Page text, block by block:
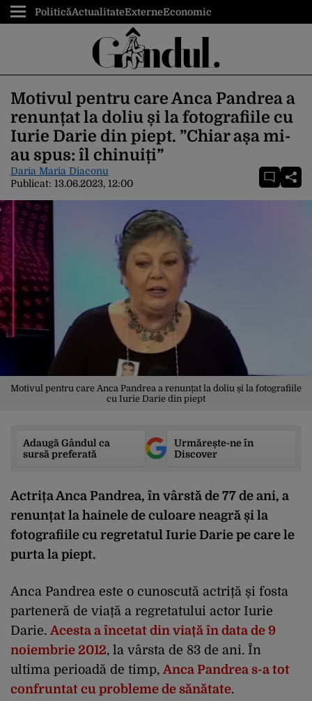
PoliticăActualitateExterneEconomic
Motivul pentru care Anca Pandrea a
renunțat la doliu și la fotografiile cu
Iurie Darie din piept. ”Chiar așa mi-
au spus: îl chinuiți”
Daria Maria Diaconu
Publicat: 13.06.2023, 12:00
Motivul pentru care Anca Pandrea a renunțat la doliu și la fotografiile
cu Iurie Darie din piept
Adaugă Gândul ca
sursă preferată
Urmărește-ne în
Discover
Actrița Anca Pandrea, în vârstă de 77 de ani, a
renunțat la hainele de culoare neagră și la
fotografiile cu regretatul Iurie Darie pe care le
purta la piept.
Anca Pandrea este o cunoscută actriță și fosta
parteneră de viață a regretatului actor Iurie
Darie. Acesta a încetat din viață în data de 9
noiembrie 2012, la vârsta de 83 de ani. În
ultima perioadă de timp, Anca Pandrea s-a tot
confruntat cu probleme de sănătate.